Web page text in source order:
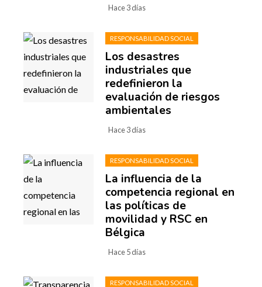
Hace 3 días
RESPONSABILIDAD SOCIAL
Los desastres
industriales que
redefinieron la
evaluación de riesgos
ambientales
Hace 3 días
RESPONSABILIDAD SOCIAL
La influencia de la
competencia regional en
las políticas de
movilidad y RSC en
Bélgica
Hace 5 días
RESPONSABILIDAD SOCIAL